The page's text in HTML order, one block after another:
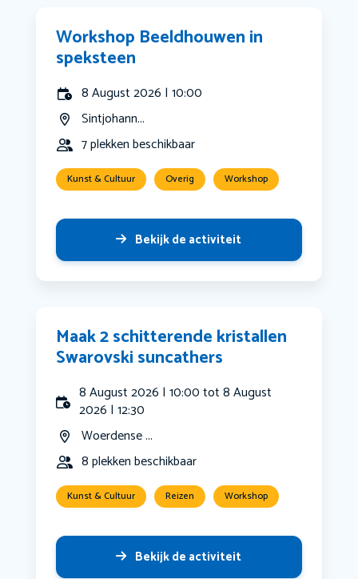
Workshop Beeldhouwen in
speksteen
8 August 2026 | 10:00
Sintjohann...
7 plekken beschikbaar
Kunst & Cultuur Overig Workshop
Bekijk de activiteit
Maak 2 schitterende kristallen
Swarovski suncathers
8 August 2026 | 10:00 tot 8 August
2026 | 12:30
Woerdense ...
8 plekken beschikbaar
Kunst & Cultuur Reizen Workshop
Bekijk de activiteit